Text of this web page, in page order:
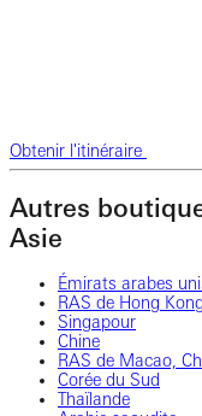
Obtenir l'itinéraire
Autres
Asie
Émirats arabes
RAS de Hong
Singapour
Chine
RAS de Macao,
Corée du Sud
Thaïlande